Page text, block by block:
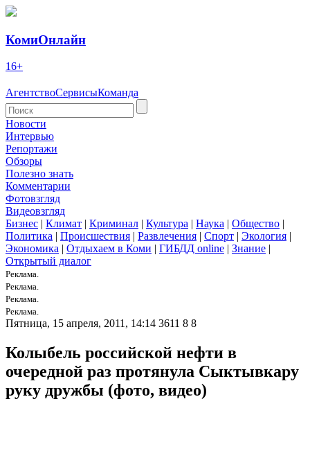
КомиОнлайн
16+
АгентствоСервисыКоманда
Новости
Интервью
Репортажи
Обзоры
Полезно знать
Комментарии
Фотовзгляд
Видеовзгляд
Бизнес | Климат | Криминал | Культура | Наука | Общество |
Политика | Происшествия | Развлечения | Спорт | Экология |
Экономика | Отдыхаем в Коми | ГИБДД online | Знание |
Открытый диалог
Реклама.
Реклама.
Реклама.
Реклама.
Пятница, 15 апреля, 2011, 14:14 3611 8 8
Колыбель российской нефти в
очередной раз протянула Сыктывкару
руку дружбы (фото, видео)